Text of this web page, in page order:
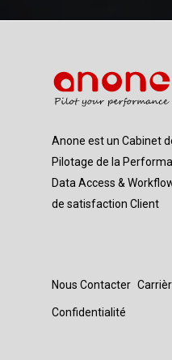
Anone est un Cabinet
Pilotage de la
Data Access &
de satisfaction Client
Nous Contacter
Confidentialité